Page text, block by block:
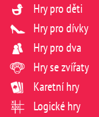
Hry pro děti
Hry pro dívky
Hry pro dva
Hry se zvířaty
Karetní hry
Logické hry